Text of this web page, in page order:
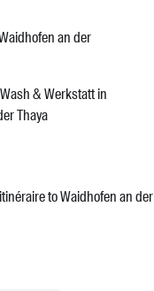
an der
& Werkstatt in
Thaya
to Waidhofen an der